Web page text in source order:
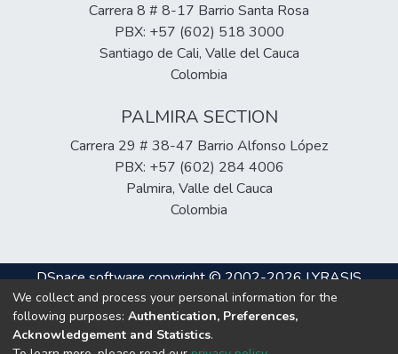
Carrera 8 # 8-17 Barrio Santa Rosa
PBX: +57 (602) 518 3000
Santiago de Cali, Valle del Cauca
Colombia
PALMIRA SECTION
Carrera 29 # 38-47 Barrio Alfonso López
PBX: +57 (602) 284 4006
Palmira, Valle del Cauca
Colombia
DSpace softwarecopyright © 2002-2026LYRASIS
Cookie
settings
Privacy
policy
End User
Agreement
Send
We collect and process your personal information for the
following purposes: Authentication, Preferences,
Acknowledgement and Statistics.